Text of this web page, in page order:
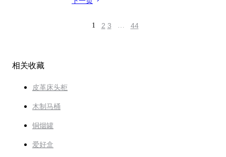
1 2 3 … 44
相关收藏
皮革床头柜
木制马桶
铜烟罐
爱好盒